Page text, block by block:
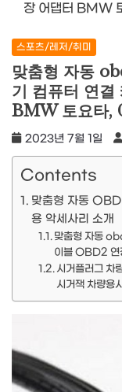
장 어댑터 BMW
스포츠/레저/취미
맞춤형 자동
기 컴퓨터 연
BMW 토요타,
2023년 7월 1일
Contents
맞춤형 자동
용 악세사리 소개
맞춤형 자동
이블 OBD2
시거플러그 차
시거잭 차량